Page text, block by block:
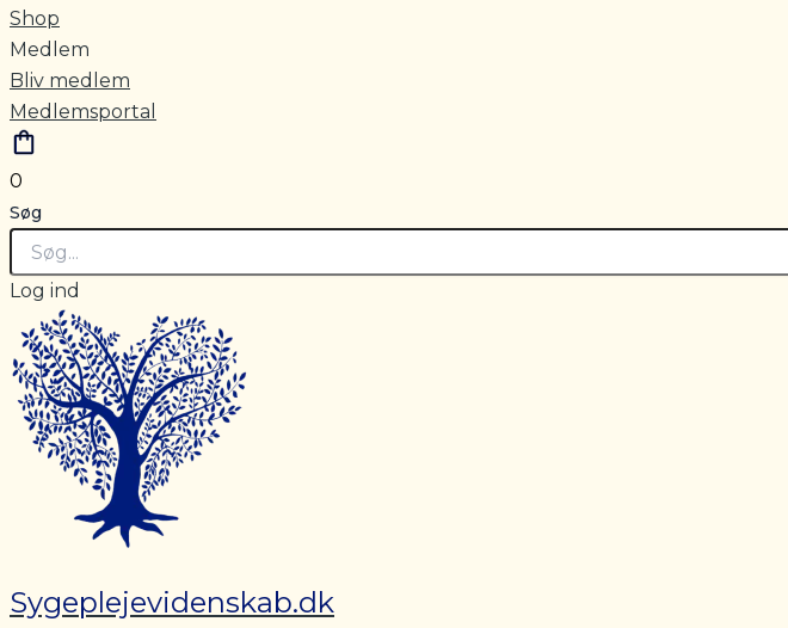
Shop
Medlem
Bliv medlem
Medlemsportal
0
Søg
Log ind
Sygeplejevidenskab.dk